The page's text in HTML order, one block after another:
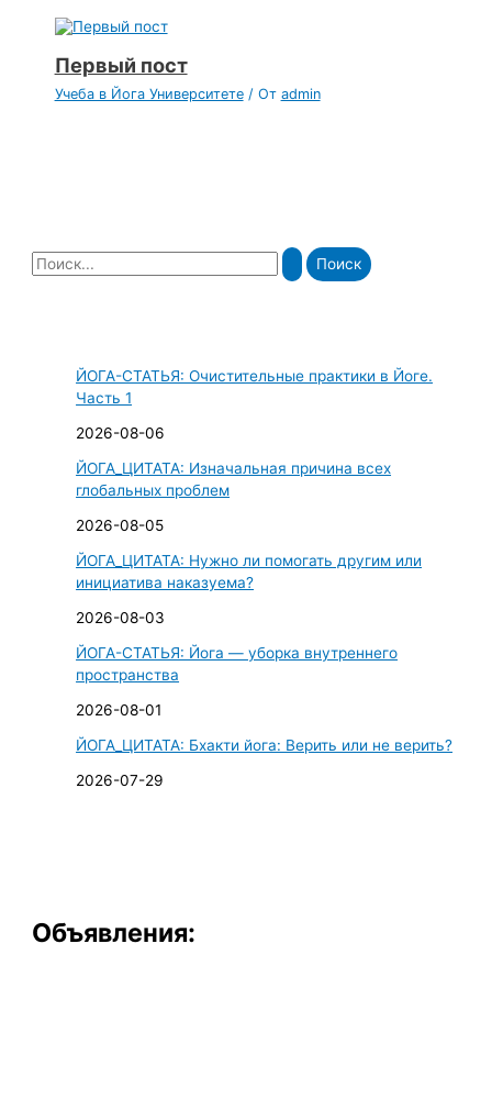
Первый пост
Учеба в Йога Университете/ От admin
П
ЙОГА-СТАТЬЯ: Очистительные практики в Йоге.
Часть 1
2026-08-06
ЙОГА_ЦИТАТА: Изначальная причина всех
глобальных проблем
2026-08-05
ЙОГА_ЦИТАТА: Нужно ли помогать другим или
инициатива наказуема?
2026-08-03
ЙОГА-СТАТЬЯ: Йога — уборка внутреннего
пространства
2026-08-01
ЙОГА_ЦИТАТА: Бхакти йога: Верить или не верить?
2026-07-29
Объявления: